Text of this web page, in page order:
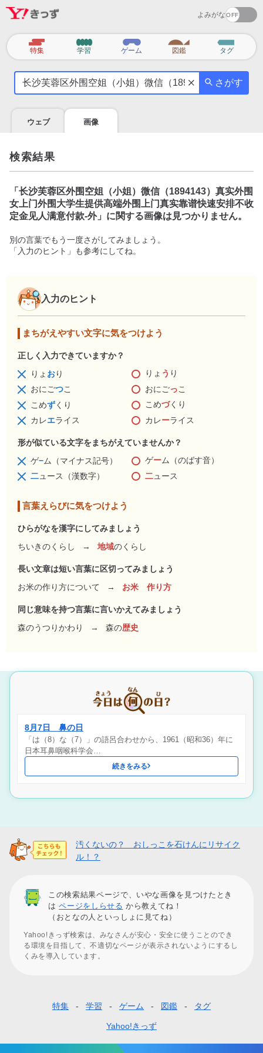
よみがな
カ
テ
特集 学習 ゲーム 図鑑 タグ
気
を
調
べ
よ
う
さがす
ウェブ 画像
検索結果
「 长沙芙蓉区外围空姐（小姐）微信（1894143）真实外围
女上门外围大学生提供高端外围上门真实靠谱快速安排不收
定金见人满意付款-外」に関する画像は見つかりません。
別の言葉でもう一度さがしてみましょう。
「入力のヒント」も参考にしてね。
入力のヒント
まちがえやすい文字に気をつけよう
正しく入力できていますか？
りょ おり りょ う り
おにごつこ おにごっこ
こめずくり こめづくり
カレエライス カレーライス
形が似ている文字をまちがえていませんか？
ゲ−ム（マイナス記号） ゲーム（のばす音）
二ュース（漢数字） 二ュース
言葉えらびに気をつけよう
ひらがなを漢字にしてみましょう
ちいきのくらし
→ 地域のくらし
長い文章は短い言葉に区切ってみましょう
お米の作り方について
→ お米 作り方
同じ意味を持つ言葉に言いかえてみましょう
森のうつりかわり
→ 森の歴史
8月7日 鼻の日
「は（8）な（7）」の語呂合わせから、1961（昭和36）年に
日本耳鼻咽喉科学会…
続きをみる
汚くないの？ おしっこを石けんにリサイク
ル！？
この検索結果ページで、いやな画像を見つけたとき
はページをしらせる から教えてね！
（おとなの人といっしょに見てね）
Yahoo!きっず検索は、みなさんが安心・安全に使うことのでき
る環境を目指して、不適切なページが表示されないようにするし
くみを導入しています。
タ
特集 学習 ゲーム 図鑑 タグ
Yahoo!きっず